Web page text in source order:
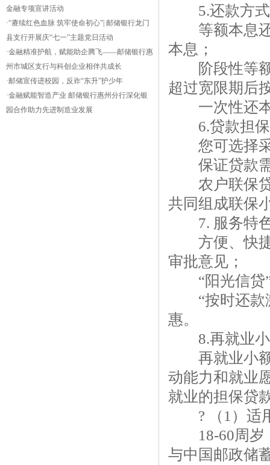
金融专项宣讲活动
·“赓续红色血脉 筑牢使命初心”| 邮储银行龙门
县支行开展庆“七一”主题党日活动
·金融精准护航，赋能助企腾飞——邮储银行惠
州市城区支行与科创企业相伴共成长
·邮储宣传进校园，反诈“东升”护少年
·金融赋能智造产业 邮储银行惠州分行深化银
园合作助力先进制造业发展
5.还款方式
等额本息还
本息；
阶段性等额
超过宽限期后
一次性还本
6.贷款担保
您可选择采
保证贷款需
农户联保贷
共同组成联保
7. 服务特
方便、快捷
审批意见；
“阳光信贷”
“按时还款激
惠。
8.再就业小
再就业小额
动能力和就业
就业的担保贷
? （1）适
18-60周岁，
与中国邮政储